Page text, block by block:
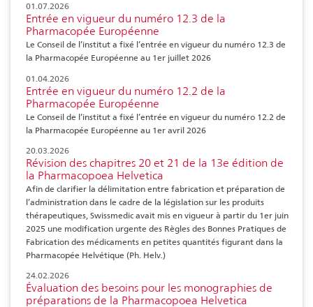
01.07.2026
Entrée en vigueur du numéro 12.3 de la
Pharmacopée Européenne
Le Conseil de l’institut a fixé l’entrée en vigueur du numéro 12.3 de
la Pharmacopée Européenne au 1er juillet 2026
01.04.2026
Entrée en vigueur du numéro 12.2 de la
Pharmacopée Européenne
Le Conseil de l’institut a fixé l’entrée en vigueur du numéro 12.2 de
la Pharmacopée Européenne au 1er avril 2026
20.03.2026
Révision des chapitres 20 et 21 de la 13e édition de
la Pharmacopoea Helvetica
Afin de clarifier la délimitation entre fabrication et préparation de
l’administration dans le cadre de la législation sur les produits
thérapeutiques, Swissmedic avait mis en vigueur à partir du 1er juin
2025 une modification urgente des Règles des Bonnes Pratiques de
Fabrication des médicaments en petites quantités figurant dans la
Pharmacopée Helvétique (Ph. Helv.)
24.02.2026
Évaluation des besoins pour les monographies de
préparations de la Pharmacopoea Helvetica